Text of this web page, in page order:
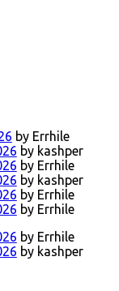
by Errhile
by kashper
by Errhile
by kashper
by Errhile
by Errhile
by Errhile
by kashper